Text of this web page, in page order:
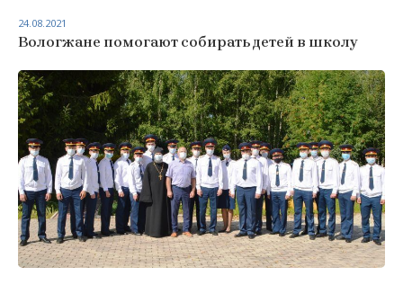
Вологжане помогают собирать детей в школу
24.08.2021